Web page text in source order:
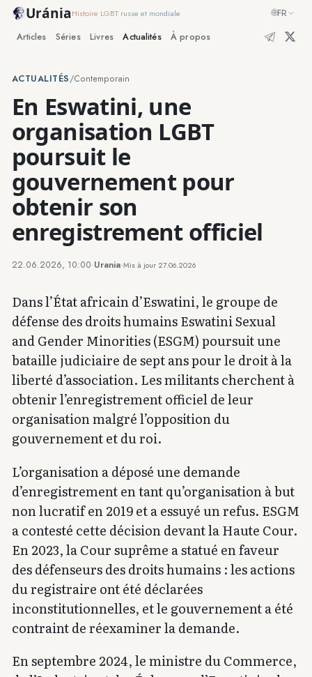
UrániaHistoire LGBT russe et mondiale 🌐FR
Articles Séries Livres Actualités À propos
ACTUALITÉS/Contemporain
En Eswatini, une
organisation LGBT
poursuit le
gouvernement pour
obtenir son
enregistrement officiel
22.06.2026, 10:00·Urania·Mis à jour 27.06.2026
Dans l’État africain d’Eswatini, le groupe de
défense des droits humains Eswatini Sexual
and Gender Minorities (ESGM) poursuit une
bataille judiciaire de sept ans pour le droit à la
liberté d’association. Les militants cherchent à
obtenir l’enregistrement officiel de leur
organisation malgré l’opposition du
gouvernement et du roi.
L’organisation a déposé une demande
d’enregistrement en tant qu’organisation à but
non lucratif en 2019 et a essuyé un refus. ESGM
a contesté cette décision devant la Haute Cour.
En 2023, la Cour suprême a statué en faveur
des défenseurs des droits humains : les actions
du registraire ont été déclarées
inconstitutionnelles, et le gouvernement a été
contraint de réexaminer la demande.
En septembre 2024, le ministre du Commerce,